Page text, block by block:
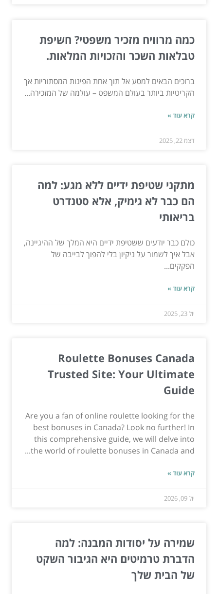
כמה מרוויח מזכיר משפטי? חשיפת
טבלאות השכר והזכויות המלאות.
ברוכים הבאים למסע אל תוך אחת הפינות המסתוריות אך
הקריטיות ביותר בעולם המשפט – עולמה של המזכירה...
קרא עוד »
דצמ 22, 2025
מתקני שטיפת ידיים ללא מגע: למה
הם כבר לא גימיק, אלא סטנדרט
בריאותי
כולם כבר יודעים ששטיפת ידיים היא המלך של ההיגיינה,
אבל איך לשמור על ניקיון בלי להפוך לבייבה של
הפקקים...
קרא עוד »
יול 23, 2025
Roulette Bonuses Canada
Trusted Site: Your Ultimate
Guide
Are you a fan of online roulette looking for the
best bonuses in Canada? Look no further! In
this comprehensive guide, we will delve into
the world of roulette bonuses in Canada and...
קרא עוד »
יול 09, 2026
שמירה על יסודות המבנה: למה
הדברת טרמיטים היא הגיבור השקט
של הבית שלך